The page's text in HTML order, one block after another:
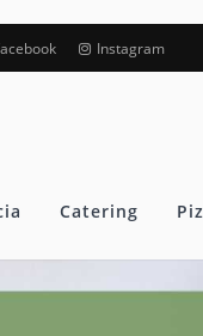
Instagram
Catering